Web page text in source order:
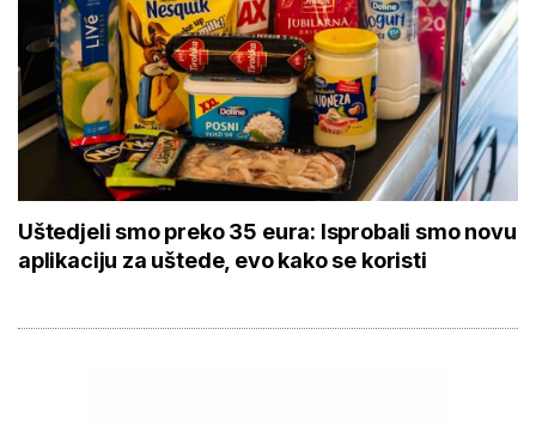
Uštedjeli smo preko 35 eura: Isprobali smo novu
aplikaciju za uštede, evo kako se koristi